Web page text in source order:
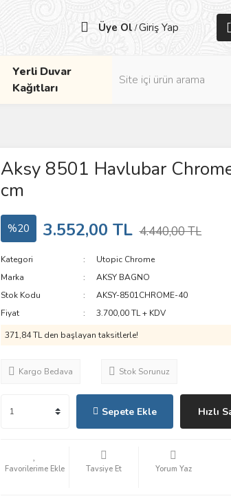
Üye Ol /Giriş Yap
Yerli Duvar
Kağıtları
Aksy 8501 Havlubar
cm
%20 3.552,00 TL 4.440,00 TL
Kategori
Utopic Chrome
Marka
AKSY BAGNO
Stok Kodu
AKSY-8501CHROME-40
Fiyat
3.700,00 TL + KDV
371,84 TL den başlayan taksitlerle!
Kargo Bedava Stok Sorunuz
Sepete Ekle Hızlı
Tavsiye Et Yorum Yaz